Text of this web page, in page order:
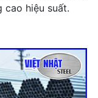
cao hiệu suất.